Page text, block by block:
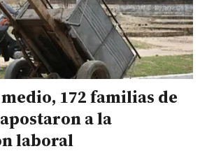
172 familias de
a la
laboral